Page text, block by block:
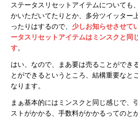
ステータスリセットアイテムについても
かいただいてたりとか、多分ツイッター
ったりはするので、 少しお知らせさせて
ータスリセットアイテムはミンスクと同
す。
はい、なので、まあ要は売ることができ
とができるというところ、結構重要なと
なります。
まぁ基本的にはミンスクと同じ感じで、
ストがかかる、手数料がかかるってのと